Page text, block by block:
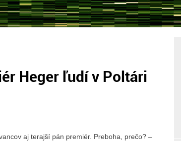
Heger ľudí v Poltári
aj terajší pán premiér. Preboha, prečo? –